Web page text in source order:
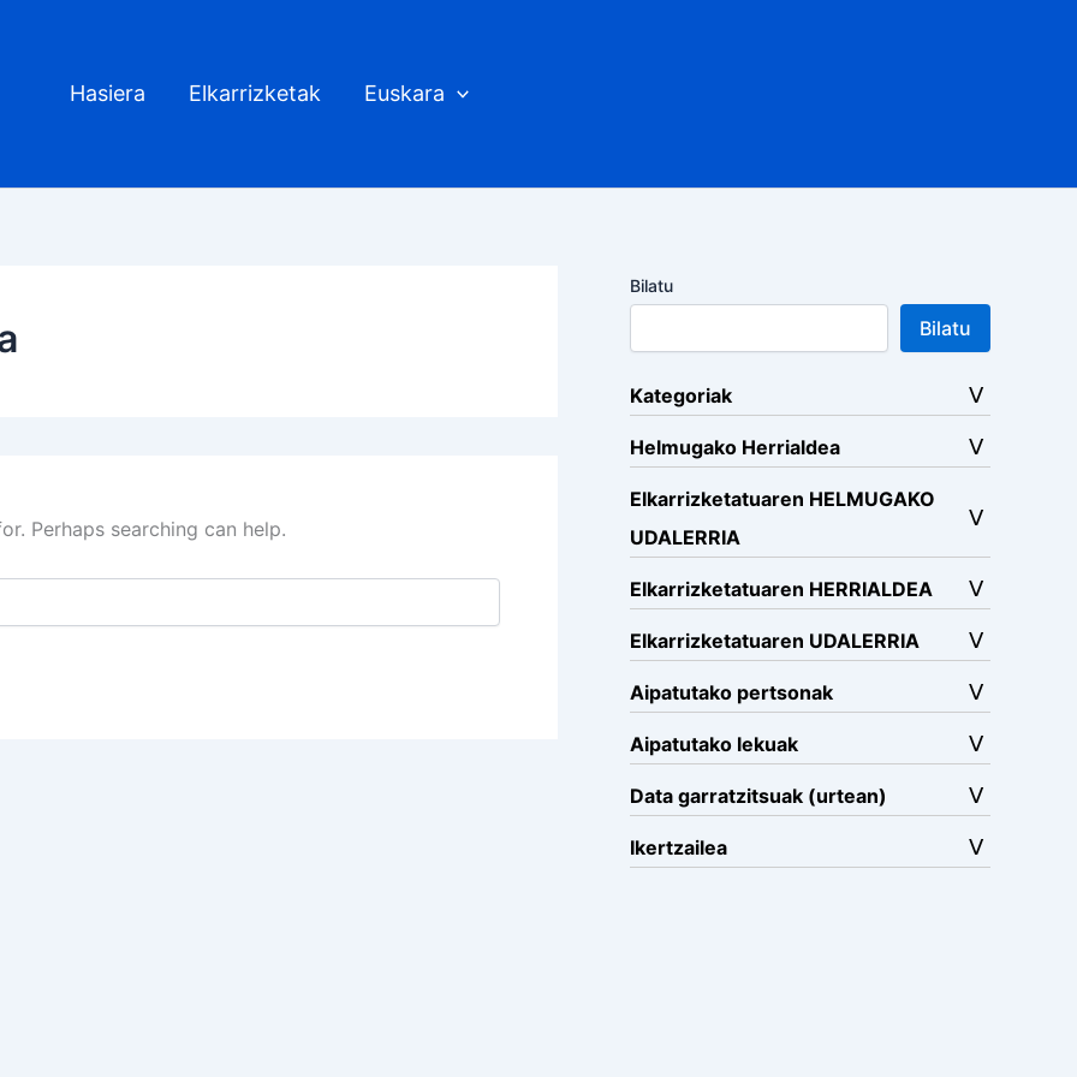
Hasiera Elkarrizketak Euskara
Perhaps searching can help.
Bilatu
Bilatu
Kategoriak
Helmugako Herrialdea
Elkarrizketatuaren HELMUGAKO
UDALERRIA
Elkarrizketatuaren HERRIALDEA
Elkarrizketatuaren UDALERRIA
Aipatutako pertsonak
Aipatutako lekuak
Data garratzitsuak (urtean)
Ikertzailea